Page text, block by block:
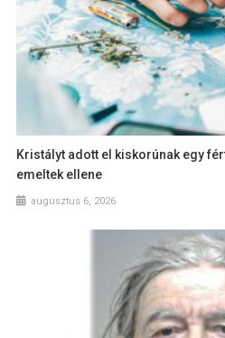
Kristályt adott el kiskorúnak egy
emeltek ellene
augusztus 6, 2026